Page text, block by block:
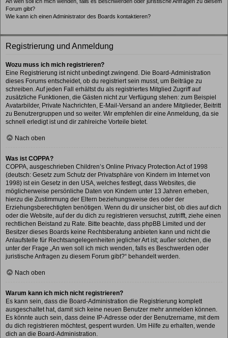
Forum gibt?
Wie kann ich einen Administrator des Boards kontaktieren?
Registrierung und Anmeldung
Wozu muss ich mich registrieren?
Eine Registrierung ist nicht unbedingt zwingend. Die Board-Administration
dieses Forums entscheidet, ob du registriert sein musst, um Beiträge zu
schreiben. Auf jeden Fall erhältst du als registriertes Mitglied Zugriff auf
zusätzliche Funktionen, die Gästen nicht zur Verfügung stehen: zum Beispiel
Avatarbilder, Private Nachrichten, E-Mail-Versand an andere Mitglieder, Beitritt
zu Benutzergruppen und so weiter. Wir empfehlen dir eine Anmeldung, da sie
schnell erledigt ist und dir zahlreiche Vorteile bietet.
Nach oben
Was ist COPPA?
COPPA, ausgeschrieben Children’s Online Privacy Protection Act of 1998
(deutsch: Gesetz zum Schutz der Privatsphäre von Kindern im Internet von
1998) ist ein Gesetz in den USA, welches festlegt, dass Websites, die
möglicherweise persönliche Daten von Kindern unter 13 Jahren erheben,
hierzu die Zustimmung der Eltern beziehungsweise des oder der
Erziehungsberechtigten benötigen. Wenn du dir unsicher bist, ob dies auf dich
oder die Website, auf der du dich zu registrieren versuchst, zutrifft, ziehe einen
rechtlichen Beistand zu Rate. Bitte beachte, dass phpBB Limited und der
Besitzer dieses Boards keine Rechtsberatung anbieten kann und nicht die
Anlaufstelle für Rechtsangelegenheiten jeglicher Art ist; außer solchen, die
unter der Frage „An wen soll ich mich wenden, falls es Beschwerden oder
juristische Anfragen zu diesem Forum gibt?“ behandelt werden.
Nach oben
Warum kann ich mich nicht registrieren?
Es kann sein, dass die Board-Administration die Registrierung komplett
ausgeschaltet hat, damit sich keine neuen Benutzer mehr anmelden können.
Es könnte auch sein, dass deine IP-Adresse oder der Benutzername, mit dem
du dich registrieren möchtest, gesperrt wurden. Um Hilfe zu erhalten, wende
dich an die Board-Administration.